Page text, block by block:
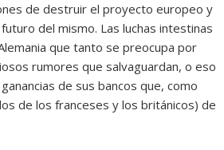
de destruir el proyecto europeo y
del mismo. Las luchas intestinas
que tanto se preocupa por
rumores que salvaguardan, o eso
de sus bancos que, como
de los franceses y los británicos) de